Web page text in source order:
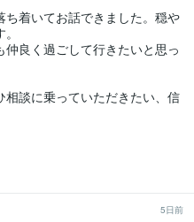
着いてお話できました。穏や
良く過ごして行きたいと思っ
相談に乗っていただきたい、信
5日前